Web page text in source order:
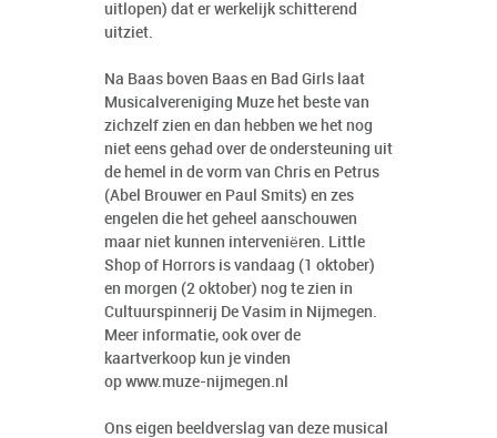
uitlopen) dat er werkelijk schitterend
uitziet.
Na Baas boven Baas en Bad Girls laat
Musicalvereniging Muze het beste van
zichzelf zien en dan hebben we het nog
niet eens gehad over de ondersteuning uit
de hemel in de vorm van Chris en Petrus
(Abel Brouwer en Paul Smits) en zes
engelen die het geheel aanschouwen
maar niet kunnen interveniëren. Little
Shop of Horrors is vandaag (1 oktober)
en morgen (2 oktober) nog te zien in
Cultuurspinnerij De Vasim in Nijmegen.
Meer informatie, ook over de
kaartverkoop kun je vinden
op www.muze-nijmegen.nl
Ons eigen beeldverslag van deze musical